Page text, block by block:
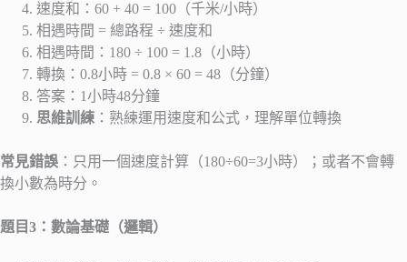
速度和：60 + 40 = 100（千米/小時）
相遇時間 = 總路程 ÷ 速度和
相遇時間：180 ÷ 100 = 1.8（小時）
轉換：0.8小時 = 0.8 × 60 = 48（分鐘）
答案：1小時48分鐘
思維訓練 ：熟練運用速度和公式，理解單位轉換
常見錯誤 ：只用一個速度計算（180÷60=3小時）；或者不會轉
換小數為時分。
題目3：數論基礎（邏輯）